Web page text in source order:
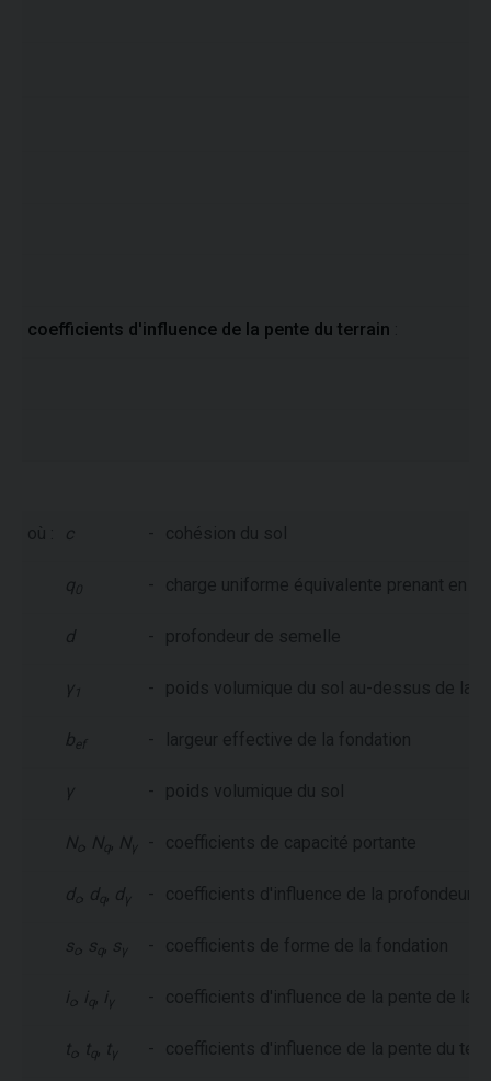
coefficients d'influence de la pente du terrain
où : c - cohésion du sol
q - charge uniforme équivalente prenant en
d - profondeur de semelle
γ 1 - poids volumique du sol au-dessus de la
bef - largeur effective de la fondation
γ - poids volumique du sol
N , N q, Nγ - coefficients de capacité portante
d , d q, dγ - coefficients d'influence de la profondeur
s , s q, sγ - coefficients de forme de la fondation
i , i q, iγ - coefficients d'influence de la pente de la
t , t q, tγ - coefficients d'influence de la pente du